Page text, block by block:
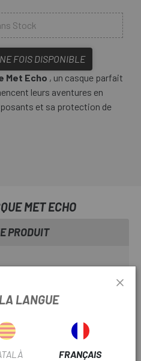
Stock
FOIS DISPONIBLE
Met Echo , un casque parfait
leurs aventures en
et sa protection de
MET ECHO
PRODUIT
PRODUIT
LANGUE
FRANÇAIS